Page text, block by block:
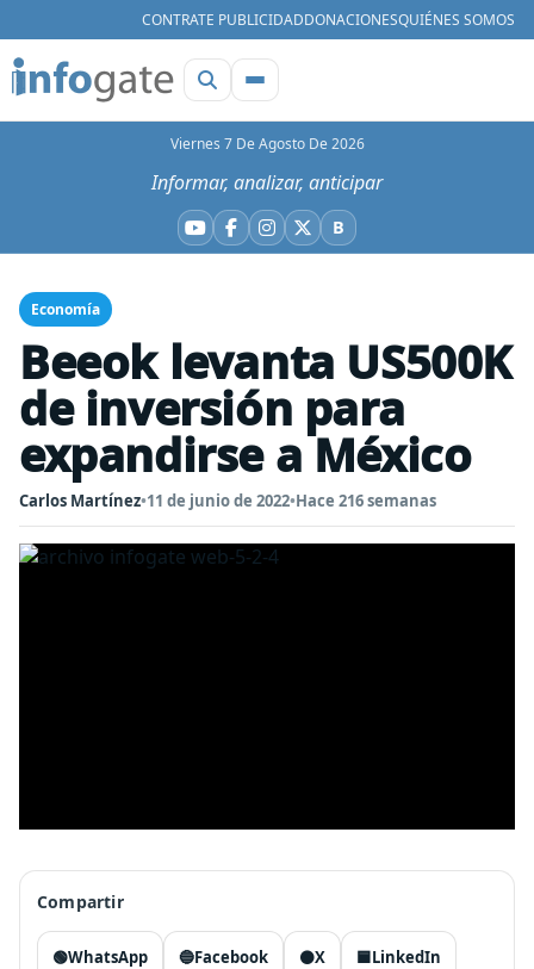
CONTRATE PUBLICIDADDONACIONESQUIÉNES SOMOS
Viernes 7 De Agosto De 2026
Informar, analizar, anticipar
YouTube
Facebook
Instagram
X BBluesky
Economía
Beeok levanta US500K
de inversión para
expandirse a México
Carlos Martínez•11 de junio de 2022•Hace 216 semanas
Compartir
🟢WhatsApp 🔵Facebook ⚫X 🟦LinkedIn